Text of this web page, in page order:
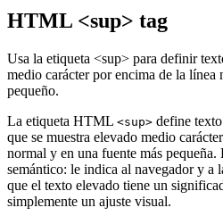
HTML <sup> tag
Usa la etiqueta <sup> para definir
medio carácter por encima de la línea
pequeño.
La etiqueta HTML <sup> define
que se muestra elevado medio
normal y en una fuente más
semántico: le indica al navegador y a
que el texto elevado tiene un
simplemente un ajuste visual.